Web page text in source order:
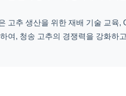
고추 생산을 위한 재배 기술 교육,
여, 청송 고추의 경쟁력을 강화하